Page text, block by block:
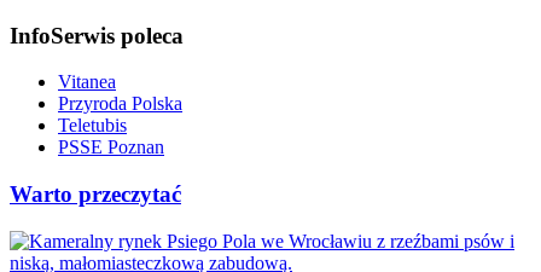
InfoSerwis poleca
Vitanea
Przyroda Polska
Teletubis
PSSE Poznan
Warto przeczytać